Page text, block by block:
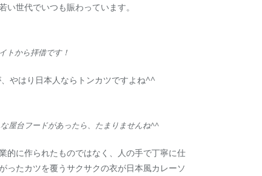
世代でいつも賑わっています。
トから拝借です！
やはり日本人ならトンカツですよね^^
屋台フードがあったら、たまりませんね^^
的に作られたものではなく、人の手で丁寧に仕
ったカツを覆うサクサクの衣が日本風カレーソ